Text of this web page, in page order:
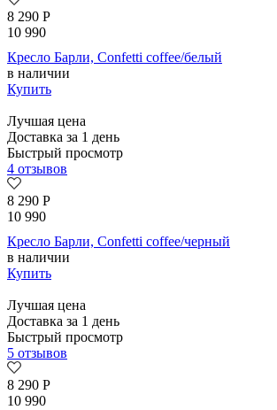
8 290 Р
10 990
Кресло Барли, Confetti coffee/белый
в наличии
Купить
Лучшая цена
Доставка за 1 день
Быстрый просмотр
4 отзывов
8 290 Р
10 990
Кресло Барли, Confetti coffee/черный
в наличии
Купить
Лучшая цена
Доставка за 1 день
Быстрый просмотр
5 отзывов
8 290 Р
10 990